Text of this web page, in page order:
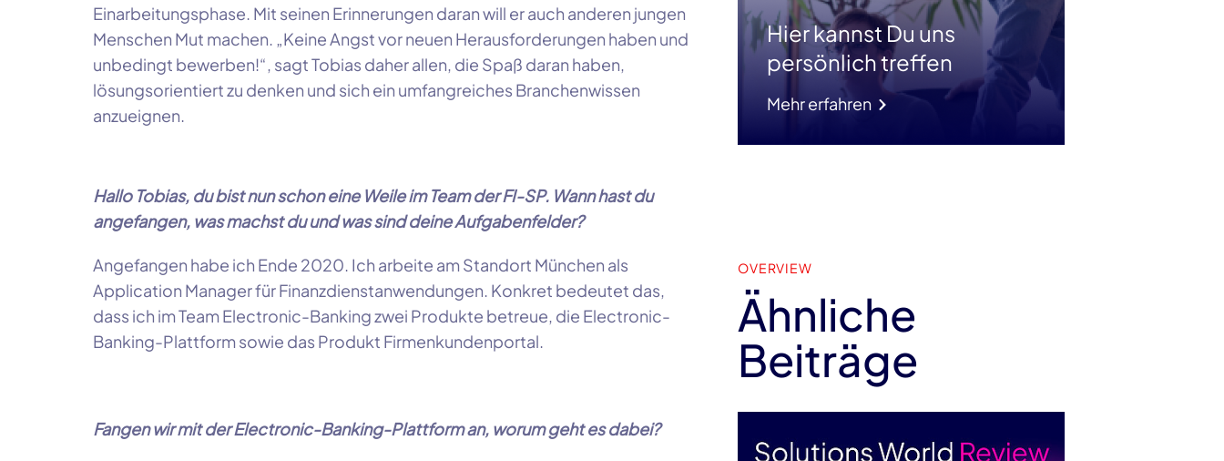
Einarbeitungsphase. Mit seinen Erinnerungen daran will er auch anderen jungen
Menschen Mut machen. „Keine Angst vor neuen Herausforderungen haben und
unbedingt bewerben!“, sagtTobias daher allen, die Spaß daran haben,
lösungsorientiert zu denken und sich ein umfangreiches Branchenwissen
anzueignen.
Hallo Tobias, du bist nun schon eine Weile im Team derFI-SP. Wann hast du
angefangen, was machst du und was sind deine Aufgabenfelder?
Angefangen habe ich Ende 2020. Ich arbeite am Standort München als
Application Manager für Finanzdienstanwendungen. Konkret bedeutet das,
dass ich im Team Electronic-Banking zwei Produkte betreue, die Electronic-
Banking-Plattform sowie das Produkt Firmenkundenportal.
Fangen wir mit der Electronic-Banking-Plattform an, worum geht es dabei?
Hier kannst Du uns
persönlich treffen
Mehr erfahren
OVERVIEW
Ähnliche
Beiträge